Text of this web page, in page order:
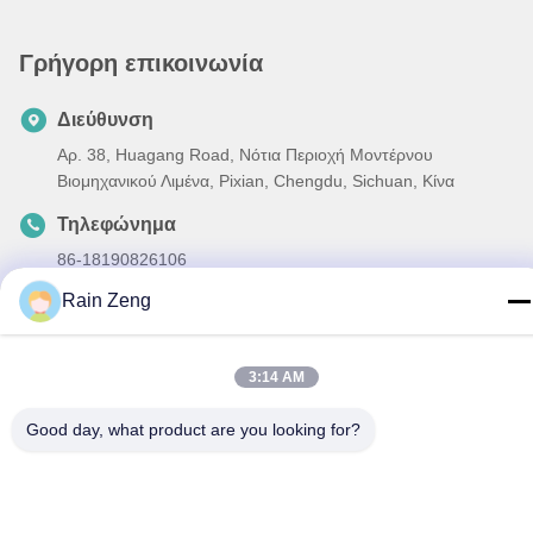
Γρήγορη επικοινωνία
Διεύθυνση
Αρ. 38, Huagang Road, Νότια Περιοχή Μοντέρνου
Βιομηχανικού Λιμένα, Pixian, Chengdu, Sichuan, Κίνα
Τηλεφώνημα
86-18190826106
Ηλεκτρονικό
esu.sales7@hsindapowdercoating.com
Rain Zeng
3:14 AM
Good day, what product are you looking for?